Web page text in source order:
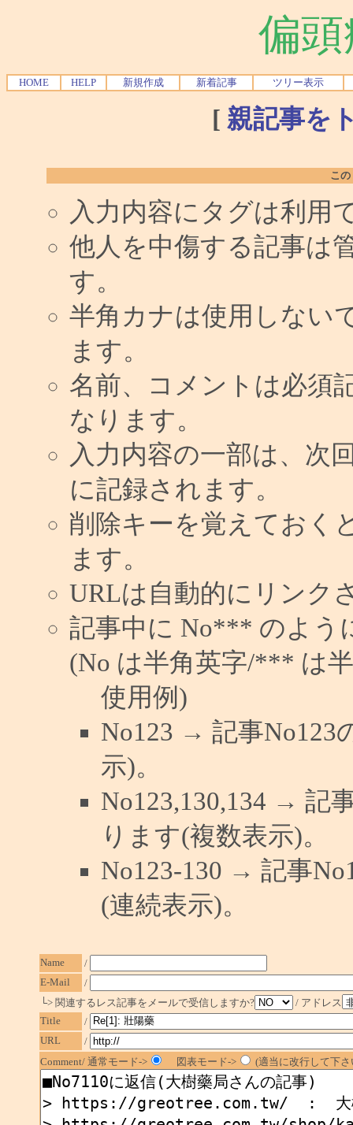
偏
HOME HELP 新規作成 新着記事 ツリー表示
[ 親記事を
こ
入力内容にタグは利用
他人を中傷する記事は
す。
半角カナは使用しない
ます。
名前、コメントは必須
なります。
入力内容の一部は、次
に記録されます。
削除キーを覚えておく
ます。
URLは自動的にリンク
記事中に No*** のよう
(No は半角英字/*** は
使用例)
No123 → 記事No123
示)。
No123,130,134 → 記
ります(複数表示)。
No123-130 → 記事
(連続表示)。
Name
/
E-Mail
/
└> 関連するレス記事をメールで受信しますか?
/ アドレス
Title
/
URL
/
Comment/ 通常モード->
図表モード-> (適当に改行して下